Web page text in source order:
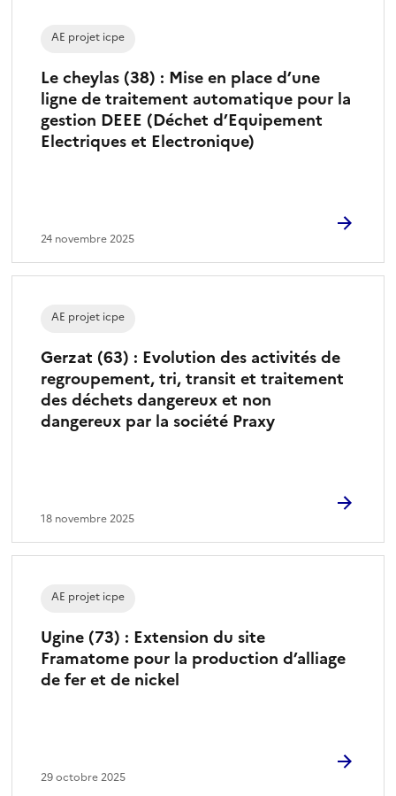
Le cheylas (38) : Mise en place d’une
ligne de traitement automatique pour la
gestion DEEE (Déchet d’Equipement
Electriques et Electronique)
AE projet icpe
24 novembre 2025
Gerzat (63) : Evolution des activités de
regroupement, tri, transit et traitement
des déchets dangereux et non
dangereux par la société Praxy
AE projet icpe
18 novembre 2025
Ugine (73) : Extension du site
Framatome pour la production d’alliage
de fer et de nickel
AE projet icpe
29 octobre 2025